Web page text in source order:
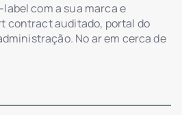
com a sua marca e
contract auditado, portal do
No ar em cerca de